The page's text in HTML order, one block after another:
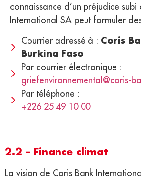
connaissance d’un préjudice
International SA peut formuler
Courrier adressé à : Coris
Burkina Faso
Par courrier électronique :
griefenvironnemental@coris-
Par téléphone :
+226 25 49 10 00
2.2 – Finance climat
La vision de Coris Bank